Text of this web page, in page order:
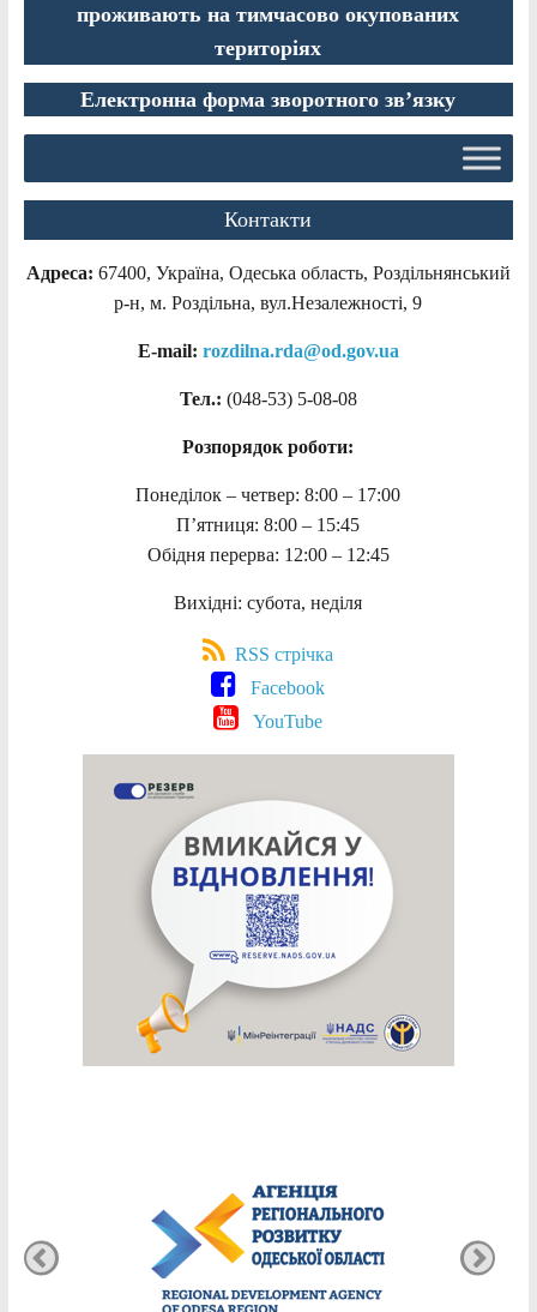
проживають на тимчасово окупованих
територіях
Електронна форма зворотного зв’язку
Контакти
Адреса: 67400, Україна, Одеська область, Роздільнянський
р-н, м. Роздільна, вул.Незалежності, 9
E-mail: rozdilna.rda@od.gov.ua
Тел.: (048-53) 5-08-08
Розпорядок роботи:
Понеділок – четвер: 8:00 – 17:00
П’ятниця: 8:00 – 15:45
Обідня перерва: 12:00 – 12:45
Вихідні: субота, неділя
RSS стрічка
Facebook
YouTube